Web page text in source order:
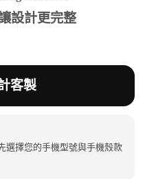
設計更完整
客製
選擇您的手機型號與手機殼款